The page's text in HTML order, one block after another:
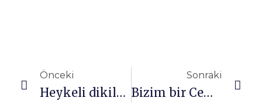
Önceki
Heykeli dikilecek kadın voleybolcu
Sonraki
Bizim bir Cem Karaca’mız vardı